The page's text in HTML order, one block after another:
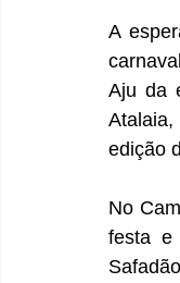
A
Aju da
Atalaia,
edição
No
festa e